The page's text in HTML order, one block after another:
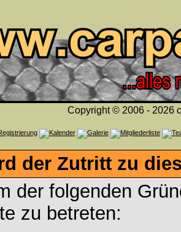
Copyright © 2006 - 2026
der Zutritt zu
der folgenden
zu betreten: